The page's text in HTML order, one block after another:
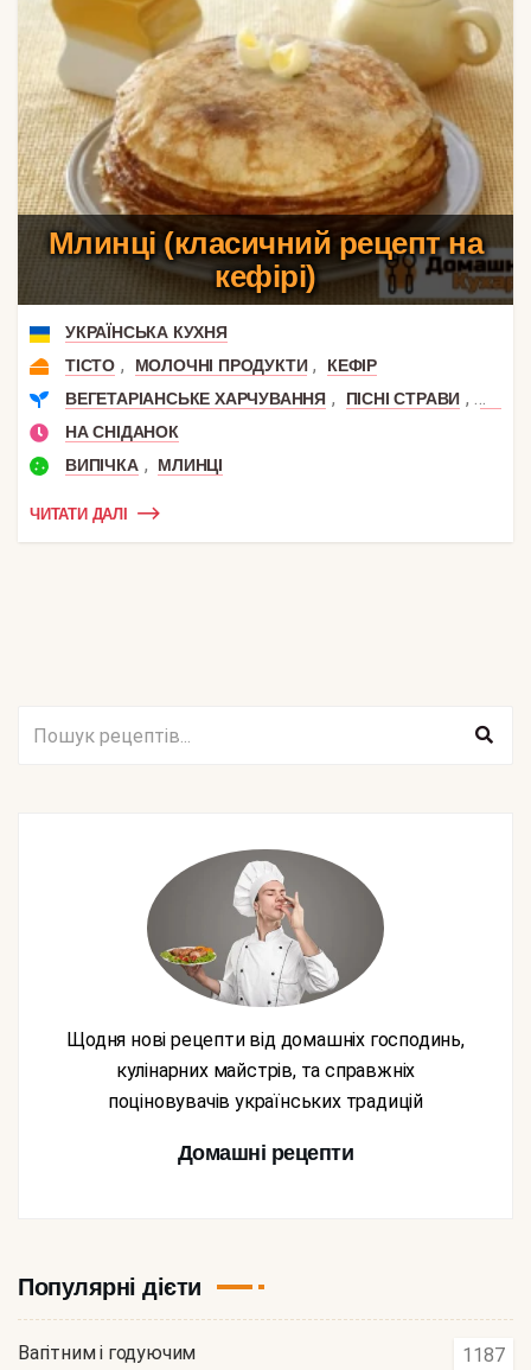
Млинці (класичний рецепт на
кефірі)
УКРАЇНСЬКА КУХНЯ
ТІСТО , МОЛОЧНІ ПРОДУКТИ ,
КЕФІР
ВЕГЕТАРІАНСЬКЕ ХАРЧУВАННЯ , ПІСНІ СТРАВИ ,
НА СНІДАНОК
ВИПІЧКА , МЛИНЦІ
ЧИТАТИ ДАЛІ
Щодня нові рецепти від домашніх господинь,
кулінарних майстрів, та справжніх
поціновувачів українських традицій
Домашні рецепти
Популярні дієти
Вагітним і годуючим 1187